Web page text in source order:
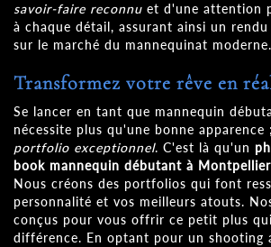
savoir-faire reconnu et d'une attention
à chaque détail, assurant ainsi un
sur le marché du mannequinat moderne.
Transformez votre rêve en
Se lancer en tant que mannequin
nécessite plus qu'une bonne
portfolio exceptionnel. C'est là qu'un
book mannequin débutant à Montpellier
Nous créons des portfolios qui font
personnalité et vos meilleurs atouts.
conçus pour vous offrir ce petit plus
différence. En optant pour un shooting